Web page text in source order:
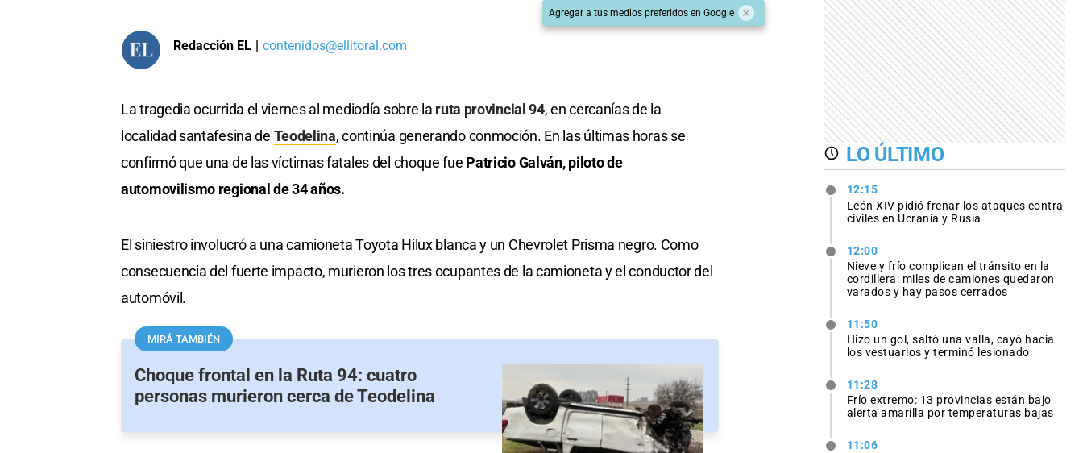
Agregar a tus medios preferidos en Google
Redacción EL | contenidos@ellitoral.com
La tragedia ocurrida el viernes al mediodía sobre la ruta provincial 94, en cercanías de la
localidad santafesina de Teodelina, continúa generando conmoción. En las últimas horas se
confirmó que una de las víctimas fatales del choque fue Patricio Galván, piloto de
automovilismo regional de 34 años.
El siniestro involucró a una camioneta Toyota Hilux blanca y un Chevrolet Prisma negro. Como
consecuencia del fuerte impacto, murieron los tres ocupantes de la camioneta y el conductor del
automóvil.
MIRÁ TAMBIÉN
Choque frontal en la Ruta 94: cuatro
personas murieron cerca de Teodelina
LO ÚLTIMO
12:15
León XIV pidió frenar los ataques contra
civiles en Ucrania y Rusia
12:00
Nieve y frío complican el tránsito en la
cordillera: miles de camiones quedaron
varados y hay pasos cerrados
11:50
Hizo un gol, saltó una valla, cayó hacia
los vestuarios y terminó lesionado
11:28
Frío extremo: 13 provincias están bajo
alerta amarilla por temperaturas bajas
11:06